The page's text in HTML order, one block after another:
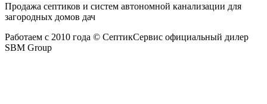
Продажа септиков и систем автономной канализации для
загородных домов дач
Работаем с 2010 года © СептикСервис официальный дилер
SBM Group